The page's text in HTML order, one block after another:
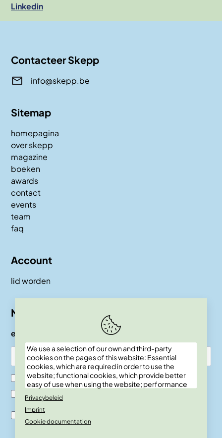
We use a selection of our own and third-party
cookies on the pages of this website: Essential
cookies, which are required in order to use the
website; functional cookies, which provide better
easy of use when using the website; performance
data on website use and statistics; and marketing
cookies, which are used to display relevant
content and advertising. If you choose "ACCEPT
Privacybeleid
Imprint
Cookie documentation
Linkedin
Contacteer Skepp
info@skepp.be
Sitemap
homepagina
over skepp
magazine
boeken
awards
contact
events
team
faq
Account
lid worden
Nieuwsbrief
e-mail
Ik ben SKEPP lid
Ik ben geen SKEPP lid
Ik ben akkoord met de verwerkingsvoor-waarden en
privacy policy.